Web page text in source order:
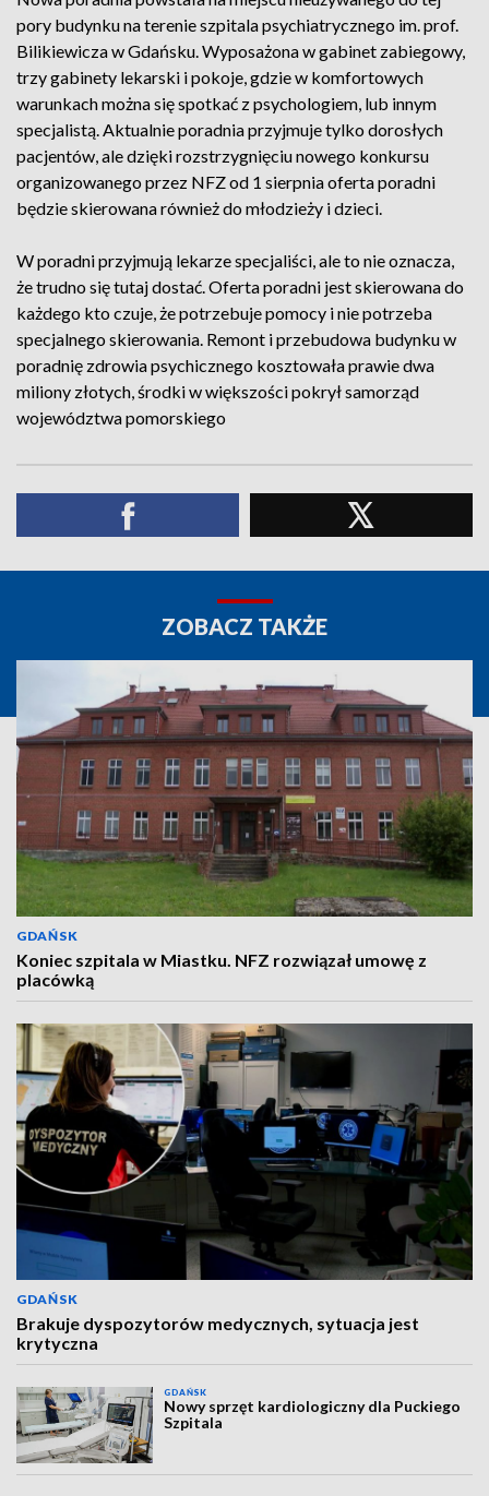
pory budynku na terenie szpitala psychiatrycznego im. prof.
Bilikiewicza w Gdańsku. Wyposażona w gabinet zabiegowy,
trzy gabinety lekarski i pokoje, gdzie w komfortowych
warunkach można się spotkać z psychologiem, lub innym
specjalistą. Aktualnie poradnia przyjmuje tylko dorosłych
pacjentów, ale dzięki rozstrzygnięciu nowego konkursu
organizowanego przez NFZ od 1 sierpnia oferta poradni
będzie skierowana również do młodzieży i dzieci.
W poradni przyjmują lekarze specjaliści, ale to nie oznacza,
że trudno się tutaj dostać. Oferta poradni jest skierowana do
każdego kto czuje, że potrzebuje pomocy i nie potrzeba
specjalnego skierowania. Remont i przebudowa budynku w
poradnię zdrowia psychicznego kosztowała prawie dwa
miliony złotych, środki w większości pokrył samorząd
województwa pomorskiego
ZOBACZ TAKŻE
GDAŃSK
Koniec szpitala w Miastku. NFZ rozwiązał umowę z
placówką
GDAŃSK
Brakuje dyspozytorów medycznych, sytuacja jest
krytyczna
GDAŃSK
Nowy sprzęt kardiologiczny dla Puckiego
Szpitala